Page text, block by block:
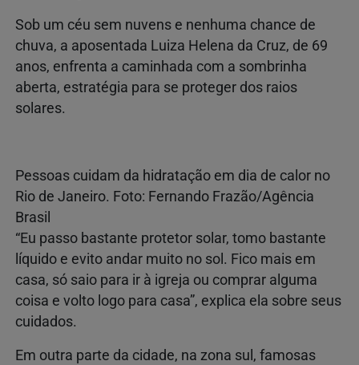
Sob um céu sem nuvens e nenhuma chance de
chuva, a aposentada Luiza Helena da Cruz, de 69
anos, enfrenta a caminhada com a sombrinha
aberta, estratégia para se proteger dos raios
solares.
Pessoas cuidam da hidratação em dia de calor no
Rio de Janeiro. Foto: Fernando Frazão/Agência
Brasil
“Eu passo bastante protetor solar, tomo bastante
líquido e evito andar muito no sol. Fico mais em
casa, só saio para ir à igreja ou comprar alguma
coisa e volto logo para casa”, explica ela sobre seus
cuidados.
Em outra parte da cidade, na zona sul, famosas